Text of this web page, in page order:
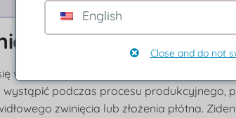
przyczyn zagnieceń
w metody eliminacji zagnieceń, ważne
podczas procesu produkcyjnego,
zwinięcia lub złożenia płótna.
English
Close and do not